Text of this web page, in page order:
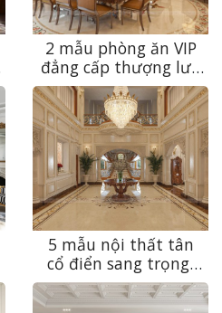
2 mẫu phòng ăn VIP
đẳng cấp thượng lưu
dành cho nhà hàng
cao cấp
5 mẫu nội thất tân
cổ điển sang trọng,
thời thượng 2023